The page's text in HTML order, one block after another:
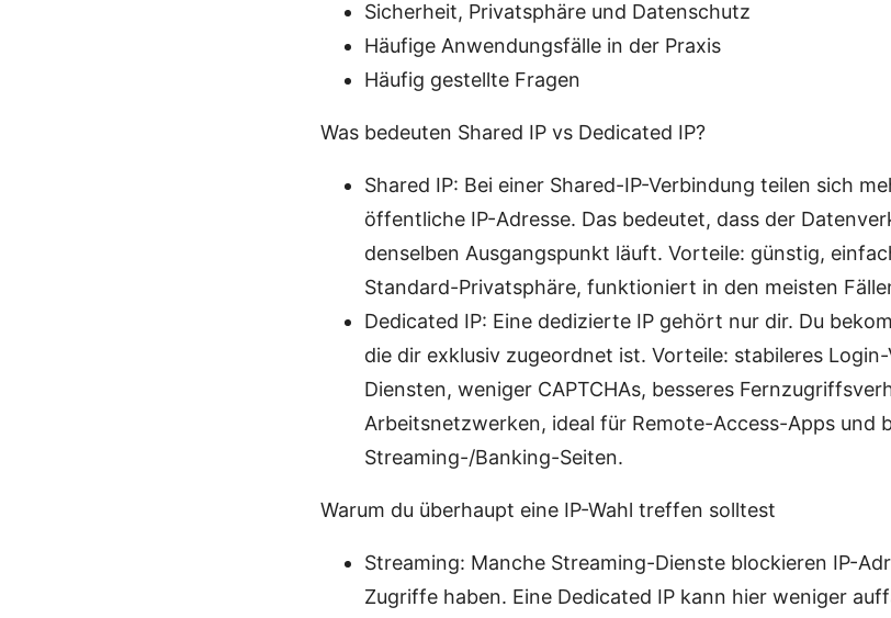
Sicherheit, Privatsphäre und Datenschutz
Häufige Anwendungsfälle in der Praxis
Häufig gestellte Fragen
Was bedeuten Shared IP vs Dedicated IP?
Shared IP: Bei einer Shared-IP-Verbindung teilen sich
öffentliche IP-Adresse. Das bedeutet, dass der
denselben Ausgangspunkt läuft. Vorteile: günstig,
Standard-Privatsphäre, funktioniert in den meisten
Dedicated IP: Eine dedizierte IP gehört nur dir. Du
die dir exklusiv zugeordnet ist. Vorteile: stabileres
Diensten, weniger CAPTCHAs, besseres
Arbeitsnetzwerken, ideal für Remote-Access-Apps und
Streaming-/Banking-Seiten.
Warum du überhaupt eine IP-Wahl treffen solltest
Streaming: Manche Streaming-Dienste blockieren IP-
Zugriffe haben. Eine Dedicated IP kann hier weniger